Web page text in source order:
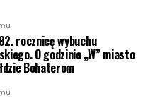
rocznicę wybuchu
O godzinie „W” miasto
Bohaterom